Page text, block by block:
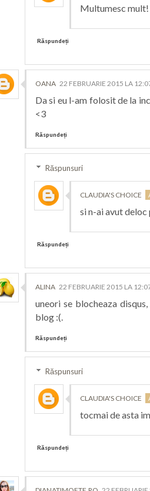
Multumesc
Răspundeți
OANA 22 FEBRUARIE 2015 LA
Da si eu l-am folosit de la
<3
Răspundeți
Răspunsuri
CLAUDIA'S CHOICE
si n-ai avut deloc
Răspundeți
ALINA 22 FEBRUARIE 2015 LA
uneori se blocheaza
blog :(.
Răspundeți
Răspunsuri
CLAUDIA'S CHOICE
tocmai de asta
Răspundeți